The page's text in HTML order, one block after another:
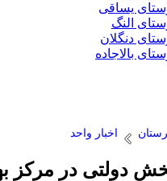
یساقی
النگ
دنگلان
بالاجاده
اخبار واحد
دولتی در